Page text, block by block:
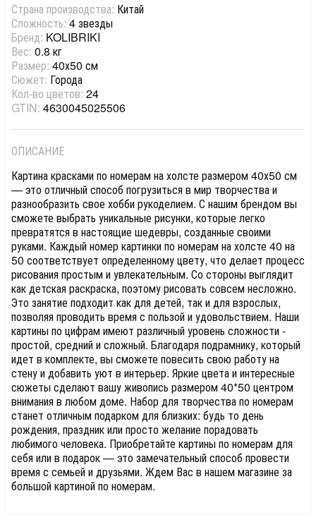
Страна производства: Китай
Сложность: 4 звезды
Бренд: KOLIBRIKI
Вес: 0.8 кг
Размер: 40х50 см
Сюжет: Города
Кол-во цветов: 24
GTIN: 4630045025506
ОПИСАНИЕ
Картина красками по номерам на холсте размером 40х50 см
— это отличный способ погрузиться в мир творчества и
разнообразить свое хобби рукоделием. С нашим брендом вы
сможете выбрать уникальные рисунки, которые легко
превратятся в настоящие шедевры, созданные своими
руками. Каждый номер картинки по номерам на холсте 40 на
50 соответствует определенному цвету, что делает процесс
рисования простым и увлекательным. Со стороны выглядит
как детская раскраска, поэтому рисовать совсем несложно.
Это занятие подходит как для детей, так и для взрослых,
позволяя проводить время с пользой и удовольствием. Наши
картины по цифрам имеют различный уровень сложности -
простой, средний и сложный. Благодаря подрамнику, который
идет в комплекте, вы сможете повесить свою работу на
стену и добавить уют в интерьер. Яркие цвета и интересные
сюжеты сделают вашу живопись размером 40*50 центром
внимания в любом доме. Набор для творчества по номерам
станет отличным подарком для близких: будь то день
рождения, праздник или просто желание порадовать
любимого человека. Приобретайте картины по номерам для
себя или в подарок — это замечательный способ провести
время с семьей и друзьями. Ждем Вас в нашем магазине за
большой картиной по номерам.